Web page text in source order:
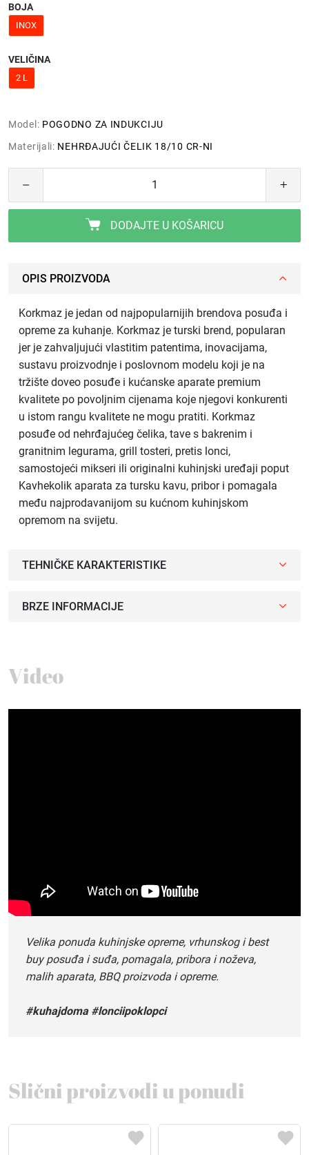
BOJA
INOX
VELIČINA
2 L
Model: POGODNO ZA INDUKCIJU
Materijali: NEHRĐAJUĆI ČELIK 18/10 CR-NI
DODAJTE U KOŠARICU
OPIS PROIZVODA
Korkmaz je jedan od najpopularnijih brendova posuđa i
opreme za kuhanje. Korkmaz je turski brend, popularan
jer je zahvaljujući vlastitim patentima, inovacijama,
sustavu proizvodnje i poslovnom modelu koji je na
tržište doveo posuđe i kućanske aparate premium
kvalitete po povoljnim cijenama koje njegovi konkurenti
u istom rangu kvalitete ne mogu pratiti. Korkmaz
posuđe od nehrđajućeg čelika, tave s bakrenim i
granitnim legurama, grill tosteri, pretis lonci,
samostojeći mikseri ili originalni kuhinjski uređaji poput
Kavhekolik aparata za tursku kavu, pribor i pomagala
među najprodavanijom su kućnom kuhinjskom
opremom na svijetu.
TEHNIČKE KARAKTERISTIKE
BRZE INFORMACIJE
Video
Velika ponuda kuhinjske opreme, vrhunskog i best
buy posuđa i suđa, pomagala, pribora i noževa,
malih aparata, BBQ proizvoda i opreme.
#kuhajdoma #lonciipoklopci
Slični proizvodi u ponudi